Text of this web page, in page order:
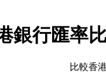
銀行匯率
比較香